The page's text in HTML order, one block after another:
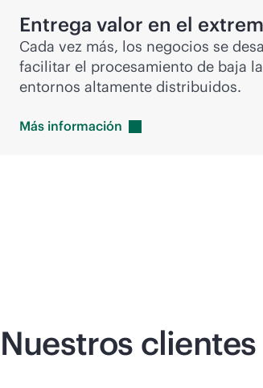
Entrega valor en el
Cada vez más, los negocios se
facilitar el procesamiento de baja
entornos altamente distribuidos.
Más información
Nuestros clientes